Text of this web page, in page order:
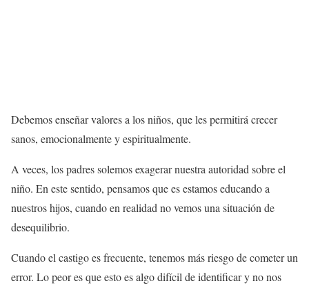
Debemos enseñar valores a los niños, que les permitirá crecer
sanos, emocionalmente y espiritualmente.
A veces, los padres solemos exagerar nuestra autoridad sobre el
niño. En este sentido, pensamos que es estamos educando a
nuestros hijos, cuando en realidad no vemos una situación de
desequilibrio.
Cuando el castigo es frecuente, tenemos más riesgo de cometer un
error. Lo peor es que esto es algo difícil de identificar y no nos